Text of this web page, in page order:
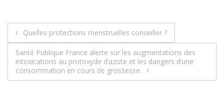
Navigation
de
l’article
Quelles protections menstruelles conseiller ?
Santé Publique France alerte sur les augmentations des
intoxications au protoxyde d’azote et les dangers d’une
consommation en cours de grossesse.